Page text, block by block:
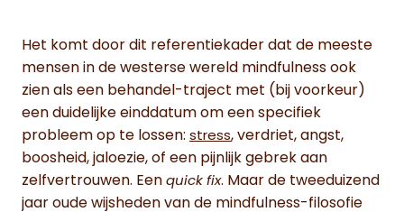
Het komt door dit referentiekader dat de meeste
mensen in de westerse wereld mindfulness ook
zien als een behandel-traject met (bij voorkeur)
een duidelijke einddatum om een specifiek
probleem op te lossen: stress, verdriet, angst,
boosheid, jaloezie, of een pijnlijk gebrek aan
zelfvertrouwen. Een quick fix. Maar de tweeduizend
jaar oude wijsheden van de mindfulness-filosofie